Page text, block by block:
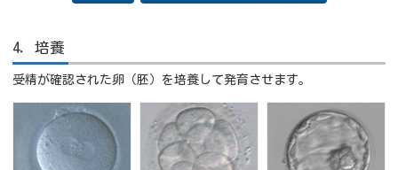
4．培養
受精が確認された卵（胚）を培養して発育させます。